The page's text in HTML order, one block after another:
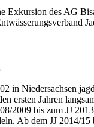
Exkursion des AG
in Niedersachsen
ersten Jahren
2009 bis zum JJ
Ab dem JJ 2014/